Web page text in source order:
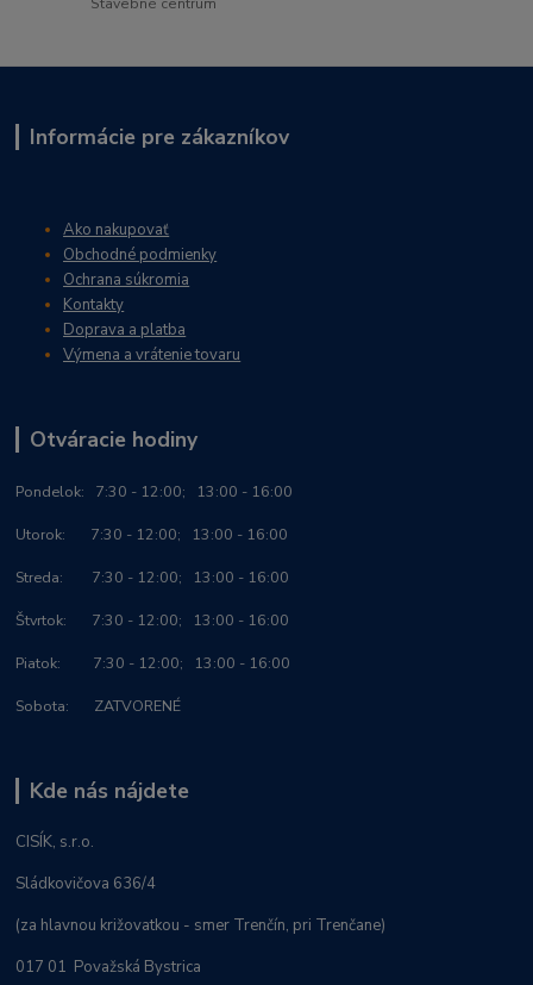
Informácie pre zákazníkov
Ako nakupovať
Obchodné podmienky
Ochrana súkromia
Kontakty
Doprava a platba
Výmena a vrátenie tovaru
Otváracie hodiny
Pondelok: 7:30 - 12:00; 13:00 - 16:00
Utorok: 7:30 - 12:00; 13:00 - 16:00
Streda: 7:30 - 12:00; 13:00 - 16:00
Štvrtok: 7:30 - 12:00; 13:00 - 16:00
Piatok: 7:30 - 12:00; 13:00 - 16:00
Sobota: ZATVORENÉ
Kde nás nájdete
CISÍK, s.r.o.
Sládkovičova 636/4
(za hlavnou križovatkou - smer Trenčín, pri Trenčane)
017 01 Považská Bystrica